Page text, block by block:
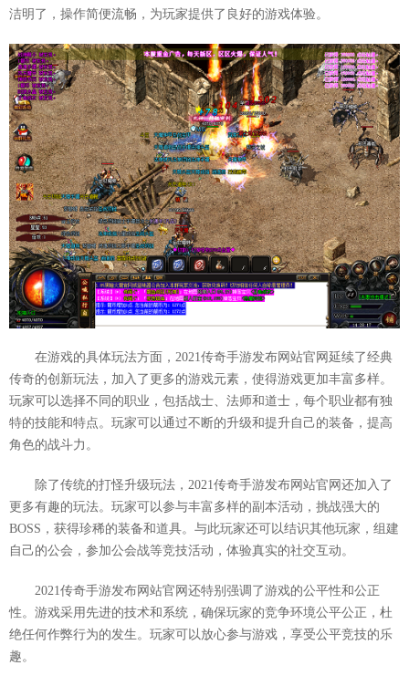
洁明了，操作简便流畅，为玩家提供了良好的游戏体验。
在游戏的具体玩法方面，2021传奇手游发布网站官网延续了经典
传奇的创新玩法，加入了更多的游戏元素，使得游戏更加丰富多样。
玩家可以选择不同的职业，包括战士、法师和道士，每个职业都有独
特的技能和特点。玩家可以通过不断的升级和提升自己的装备，提高
角色的战斗力。
除了传统的打怪升级玩法，2021传奇手游发布网站官网还加入了
更多有趣的玩法。玩家可以参与丰富多样的副本活动，挑战强大的
BOSS，获得珍稀的装备和道具。与此玩家还可以结识其他玩家，组建
自己的公会，参加公会战等竞技活动，体验真实的社交互动。
2021传奇手游发布网站官网还特别强调了游戏的公平性和公正
性。游戏采用先进的技术和系统，确保玩家的竞争环境公平公正，杜
绝任何作弊行为的发生。玩家可以放心参与游戏，享受公平竞技的乐
趣。